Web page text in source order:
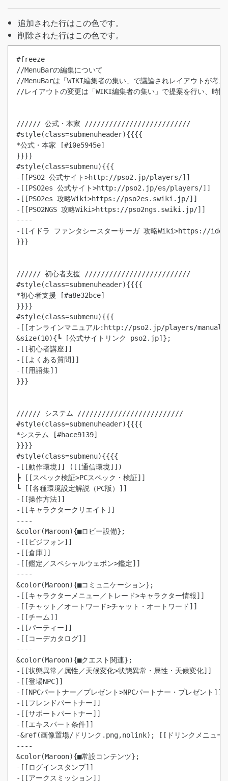
追加された行はこの色です。
削除された行はこの色です。
#freeze
//MenuBarの編集について
//MenuBarは「WIKI編集者の集い」で議論されレイアウトが考え
//レイアウトの変更は「WIKI編集者の集い」で提案を行い、時間
////// 公式・本家 //////////////////////////
#style(class=submenuheader){{{{
*公式・本家 [#i0e5945e]
}}}}
#style(class=submenu){{{
-[[PSO2 公式サイト>http://pso2.jp/players/]]
-[[PSO2es 公式サイト>http://pso2.jp/es/players/]]
-[[PSO2es 攻略Wiki>https://pso2es.swiki.jp/]]
-[[PSO2NGS 攻略Wiki>https://pso2ngs.swiki.jp/]]
----
-[[イドラ ファンタシースターサーガ 攻略Wiki>https://
}}}
////// 初心者支援 //////////////////////////
#style(class=submenuheader){{{{
*初心者支援 [#a8e32bce]
}}}}
#style(class=submenu){{{
-[[オンラインマニュアル:http://pso2.jp/players/
&size(10){┗ [公式サイトリンク pso2.jp]};
-[[初心者講座]]
-[[よくある質問]]
-[[用語集]]
}}}
////// システム //////////////////////////
#style(class=submenuheader){{{{
*システム [#hace9139]
}}}}
#style(class=submenu){{{{
-[[動作環境]] ([[通信環境]])
┣ [[スペック検証>PCスペック・検証]]
┗ [[各種環境設定解説（PC版）]]
-[[操作方法]]
-[[キャラクタークリエイト]]
----
&color(Maroon){■ロビー設備};
-[[ビジフォン]]
-[[倉庫]]
-[[鑑定／スペシャルウェポン>鑑定]]
----
&color(Maroon){■コミュニケーション};
-[[キャラクターメニュー／トレード>キャラクター情報]]
-[[チャット／オートワード>チャット・オートワード]]
-[[チーム]]
-[[パーティー]]
-[[コーデカタログ]]
----
&color(Maroon){■クエスト関連};
-[[状態異常／属性／天候変化>状態異常・属性・天候変化]]
-[[登場NPC]]
-[[NPCパートナー／プレゼント>NPCパートナー・プレゼント]]
-[[フレンドパートナー]]
-[[サポートパートナー]]
-[[エキスパート条件]]
-&ref(画像置場/ドリンク.png,nolink); [[ドリンクメニュ
----
-[[ログインスタンプ]]
-[[アークスミッション]]